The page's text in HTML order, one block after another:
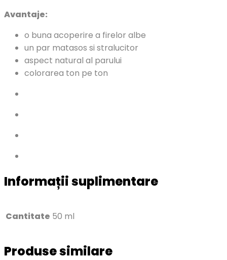
Avantaje:
o buna acoperire a firelor albe
un par matasos si stralucitor
aspect natural al parului
colorarea ton pe ton
Informații suplimentare
Cantitate 50 ml
Produse similare